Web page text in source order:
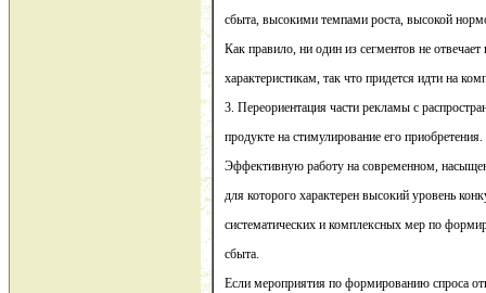
сбыта, высокими темпами роста, высокой
Как правило, ни один из сегментов не
характеристикам, так что придется идти на
3. Переориентация части рекламы с
продукте на стимулирование его приобретения.
Эффективную работу на современном,
для которого характерен высокий уровень
систематических и комплексных мер по
сбыта.
Если мероприятия по формированию спроса